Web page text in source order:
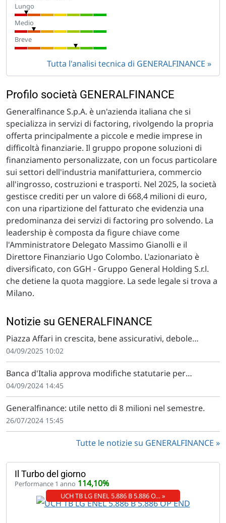
Lungo
Medio
Breve
Tutta l'analisi tecnica di GENERALFINANCE
Profilo società GENERALFINANCE
Generalfinance S.p.A. è un'azienda italiana che si
specializza in servizi di factoring, rivolgendo la propria
offerta principalmente a piccole e medie imprese in
difficoltà finanziarie. Il gruppo propone soluzioni di
finanziamento personalizzate, con un focus particolare
sui settori dell'industria manifatturiera, commercio
all'ingrosso, costruzioni e trasporti. Nel 2025, la società
gestisce crediti per un valore di 668,4 milioni di euro,
con una ripartizione del fatturato che evidenzia una
predominanza dei servizi di factoring pro solvendo. La
leadership è composta da figure chiave come
l'Amministratore Delegato Massimo Gianolli e il
Direttore Finanziario Ugo Colombo. L'azionariato è
diversificato, con GGH - Gruppo General Holding S.r.l.
che detiene la quota maggiore. La sede legale si trova a
Milano.
Notizie su GENERALFINANCE
Piazza Affari in crescita, bene assicurativi, debole
settore difesa
04/09/2025 10:02
Banca d'Italia approva modifiche statutarie per
Generalfinance e riacquisto azioni
04/09/2024 14:45
Generalfinance: utile netto di 8 milioni nel semestre.
26/07/2024 15:45
Tutte le notizie su GENERALFINANCE
Il Turbo del giorno
Performance 1 anno 114,10%
UCH TB LG ENEL 5.886 B 5.886 O… »